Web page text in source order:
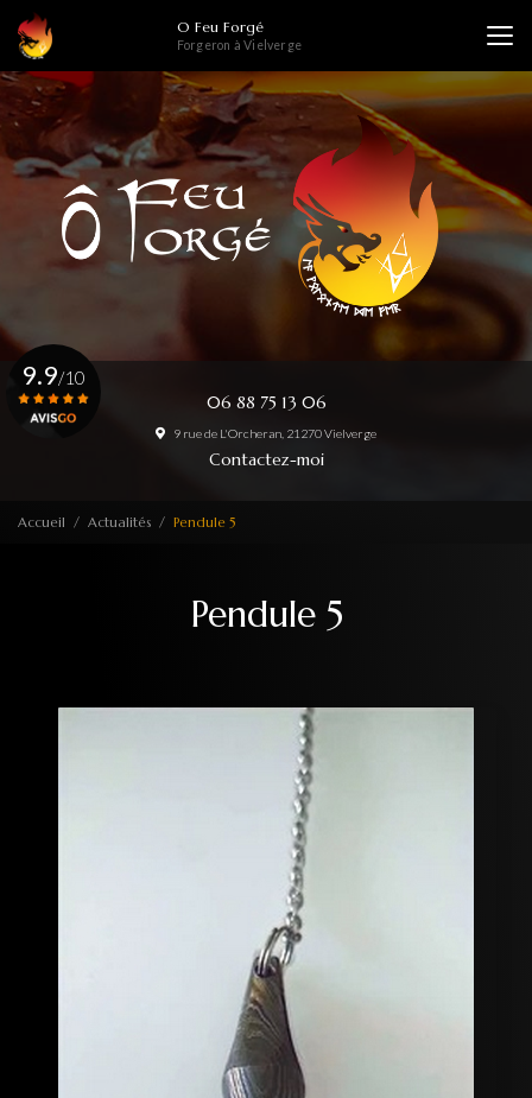
contenu
principal
O Feu Forgé
Forgeron à Vielverge
06 88 75 13 06
9 rue de L'Orcheran, 21270 Vielverge
Contactez-moi
9.9/10
Accueil Actualités Pendule 5
Pendule 5